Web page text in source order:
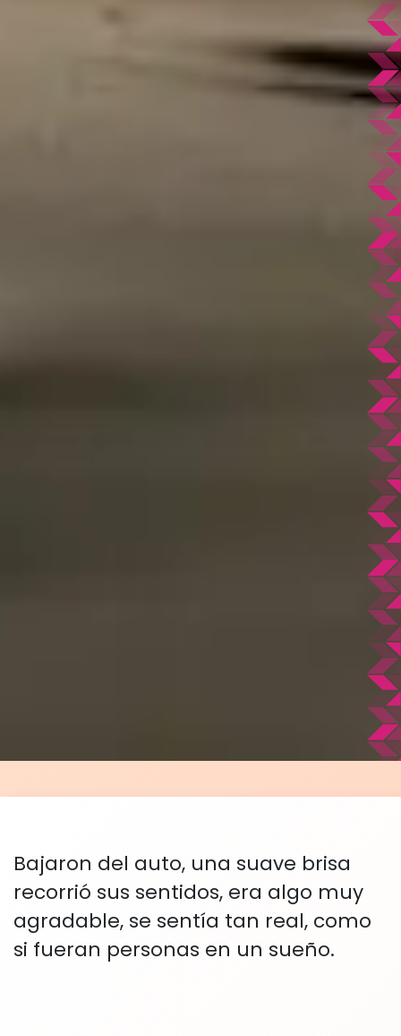
Bajaron del auto, una suave brisa
recorrió sus sentidos, era algo muy
agradable, se sentía tan real, como
si fueran personas en un sueño.